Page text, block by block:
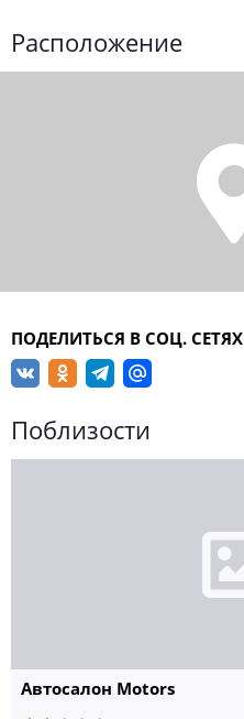
Расположение
ПОДЕЛИТЬСЯ В СОЦ. СЕТЯХ
Поблизости
Автосалон Motors